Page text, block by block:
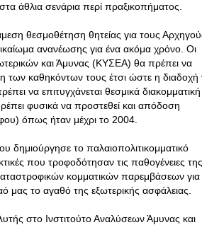
άθλια σενάρια περί πραξικοπήματος.
θεσμοθέτηση θητείας για τους
ανανέωσης για ένα ακόμα χρόνο. Οι
και Άμυνας (ΚΥΣΕΑ) θα πρέπει να
των καθηκόντων τους έτσι ώστε η διαδοχή
να επιτυγχάνεται θεσμικά διακομματική
φυσικά να προστεθεί και απόδοση
όπως ήταν μέχρι το 2004.
δημιούργησε το παλαιοπολιτικομματικό
που τροφοδότησαν τις παθογένειες της.
κομματικών παρεμβάσεων για
μας το αγαθό της εξωτερικής ασφάλειας.
στο Ινστιτούτο Αναλύσεων Άμυνας και